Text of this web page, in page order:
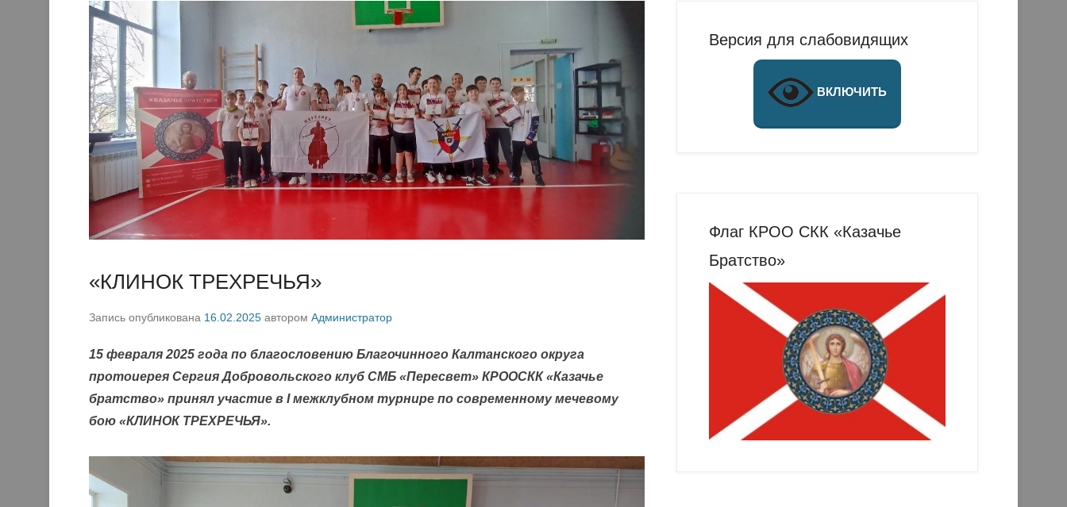
«КЛИНОК ТРЕХРЕЧЬЯ»
Запись опубликована 16.02.2025 автором Администратор
15 февраля 2025 года по благословению Благочинного Калтанского округа
протоиерея Сергия Добровольского клуб СМБ «Пересвет» КРООСКК «Казачье
братство» принял участие в I межклубном турнире по современному мечевому
бою «КЛИНОК ТРЕХРЕЧЬЯ».
Версия для слабовидящих
ВКЛЮЧИТЬ
Флаг КРОО СКК «Казачье
Братство»